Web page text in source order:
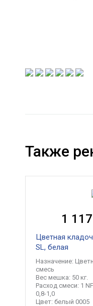
Также
1 117
Цветная
SL, белая
Назначение:
смесь
Вес мешка: 50 кг.
Расход смеси: 1
0,8-1,0
Цвет: белый 0005